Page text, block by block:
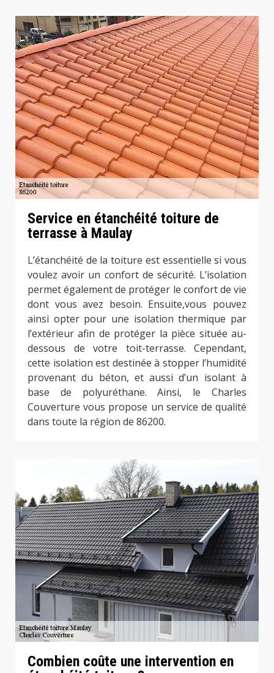
Service en étanchéité toiture de
terrasse à Maulay
L’étanchéité de la toiture est essentielle si vous
voulez avoir un confort de sécurité. L’isolation
permet également de protéger le confort de vie
dont vous avez besoin. Ensuite,vous pouvez
ainsi opter pour une isolation thermique par
l’extérieur afin de protéger la pièce située au-
dessous de votre toit-terrasse. Cependant,
cette isolation est destinée à stopper l’humidité
provenant du béton, et aussi d’un isolant à
base de polyuréthane. Ainsi, le Charles
Couverture vous propose un service de qualité
dans toute la région de 86200.
Combien coûte une intervention en